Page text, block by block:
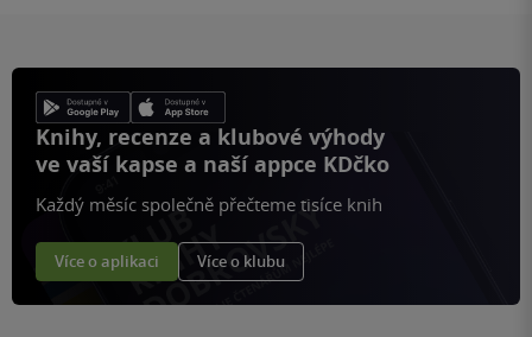
Knihy, recenze a klubové výhody
ve vaší kapse a naší appce KDčko
Každý měsíc společně přečteme tisíce knih
Více o aplikaci Více o klubu